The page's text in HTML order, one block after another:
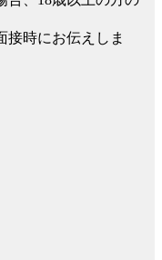
接時にお伝えしま